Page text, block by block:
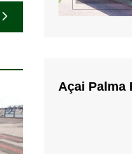
Açai Palma